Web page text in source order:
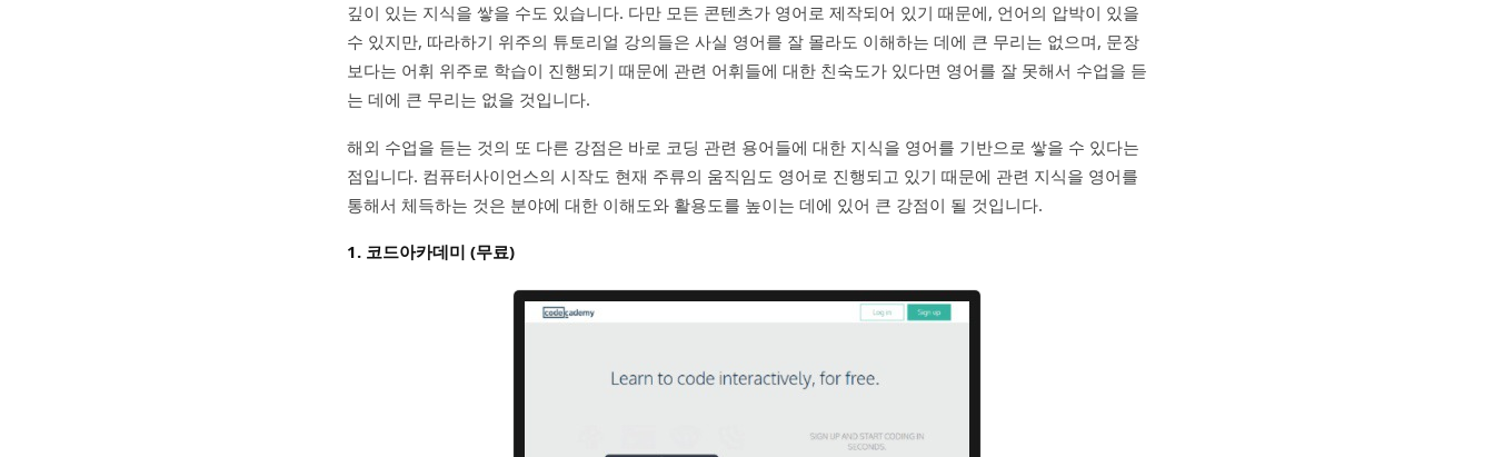
깊이 있는 지식을 쌓을 수도 있습니다. 다만 모든 콘텐츠가 영어로 제작되어 있기 때문에, 언어의 압박이 있을
수 있지만, 따라하기 위주의 튜토리얼 강의들은 사실 영어를 잘 몰라도 이해하는 데에 큰 무리는 없으며, 문장
보다는 어휘 위주로 학습이 진행되기 때문에 관련 어휘들에 대한 친숙도가 있다면 영어를 잘 못해서 수업을 듣
는 데에 큰 무리는 없을 것입니다.
해외 수업을 듣는 것의 또 다른 강점은 바로 코딩 관련 용어들에 대한 지식을 영어를 기반으로 쌓을 수 있다는
점입니다. 컴퓨터사이언스의 시작도 현재 주류의 움직임도 영어로 진행되고 있기 때문에 관련 지식을 영어를
통해서 체득하는 것은 분야에 대한 이해도와 활용도를 높이는 데에 있어 큰 강점이 될 것입니다.
1. 코드아카데미 (무료)